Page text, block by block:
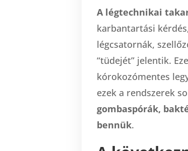
A légtechnikai
karbantartási
légcsatornák,
“tüdejét” jelentik.
kórokozómentes
ezek a rendszerek
gombaspórák,
bennük.